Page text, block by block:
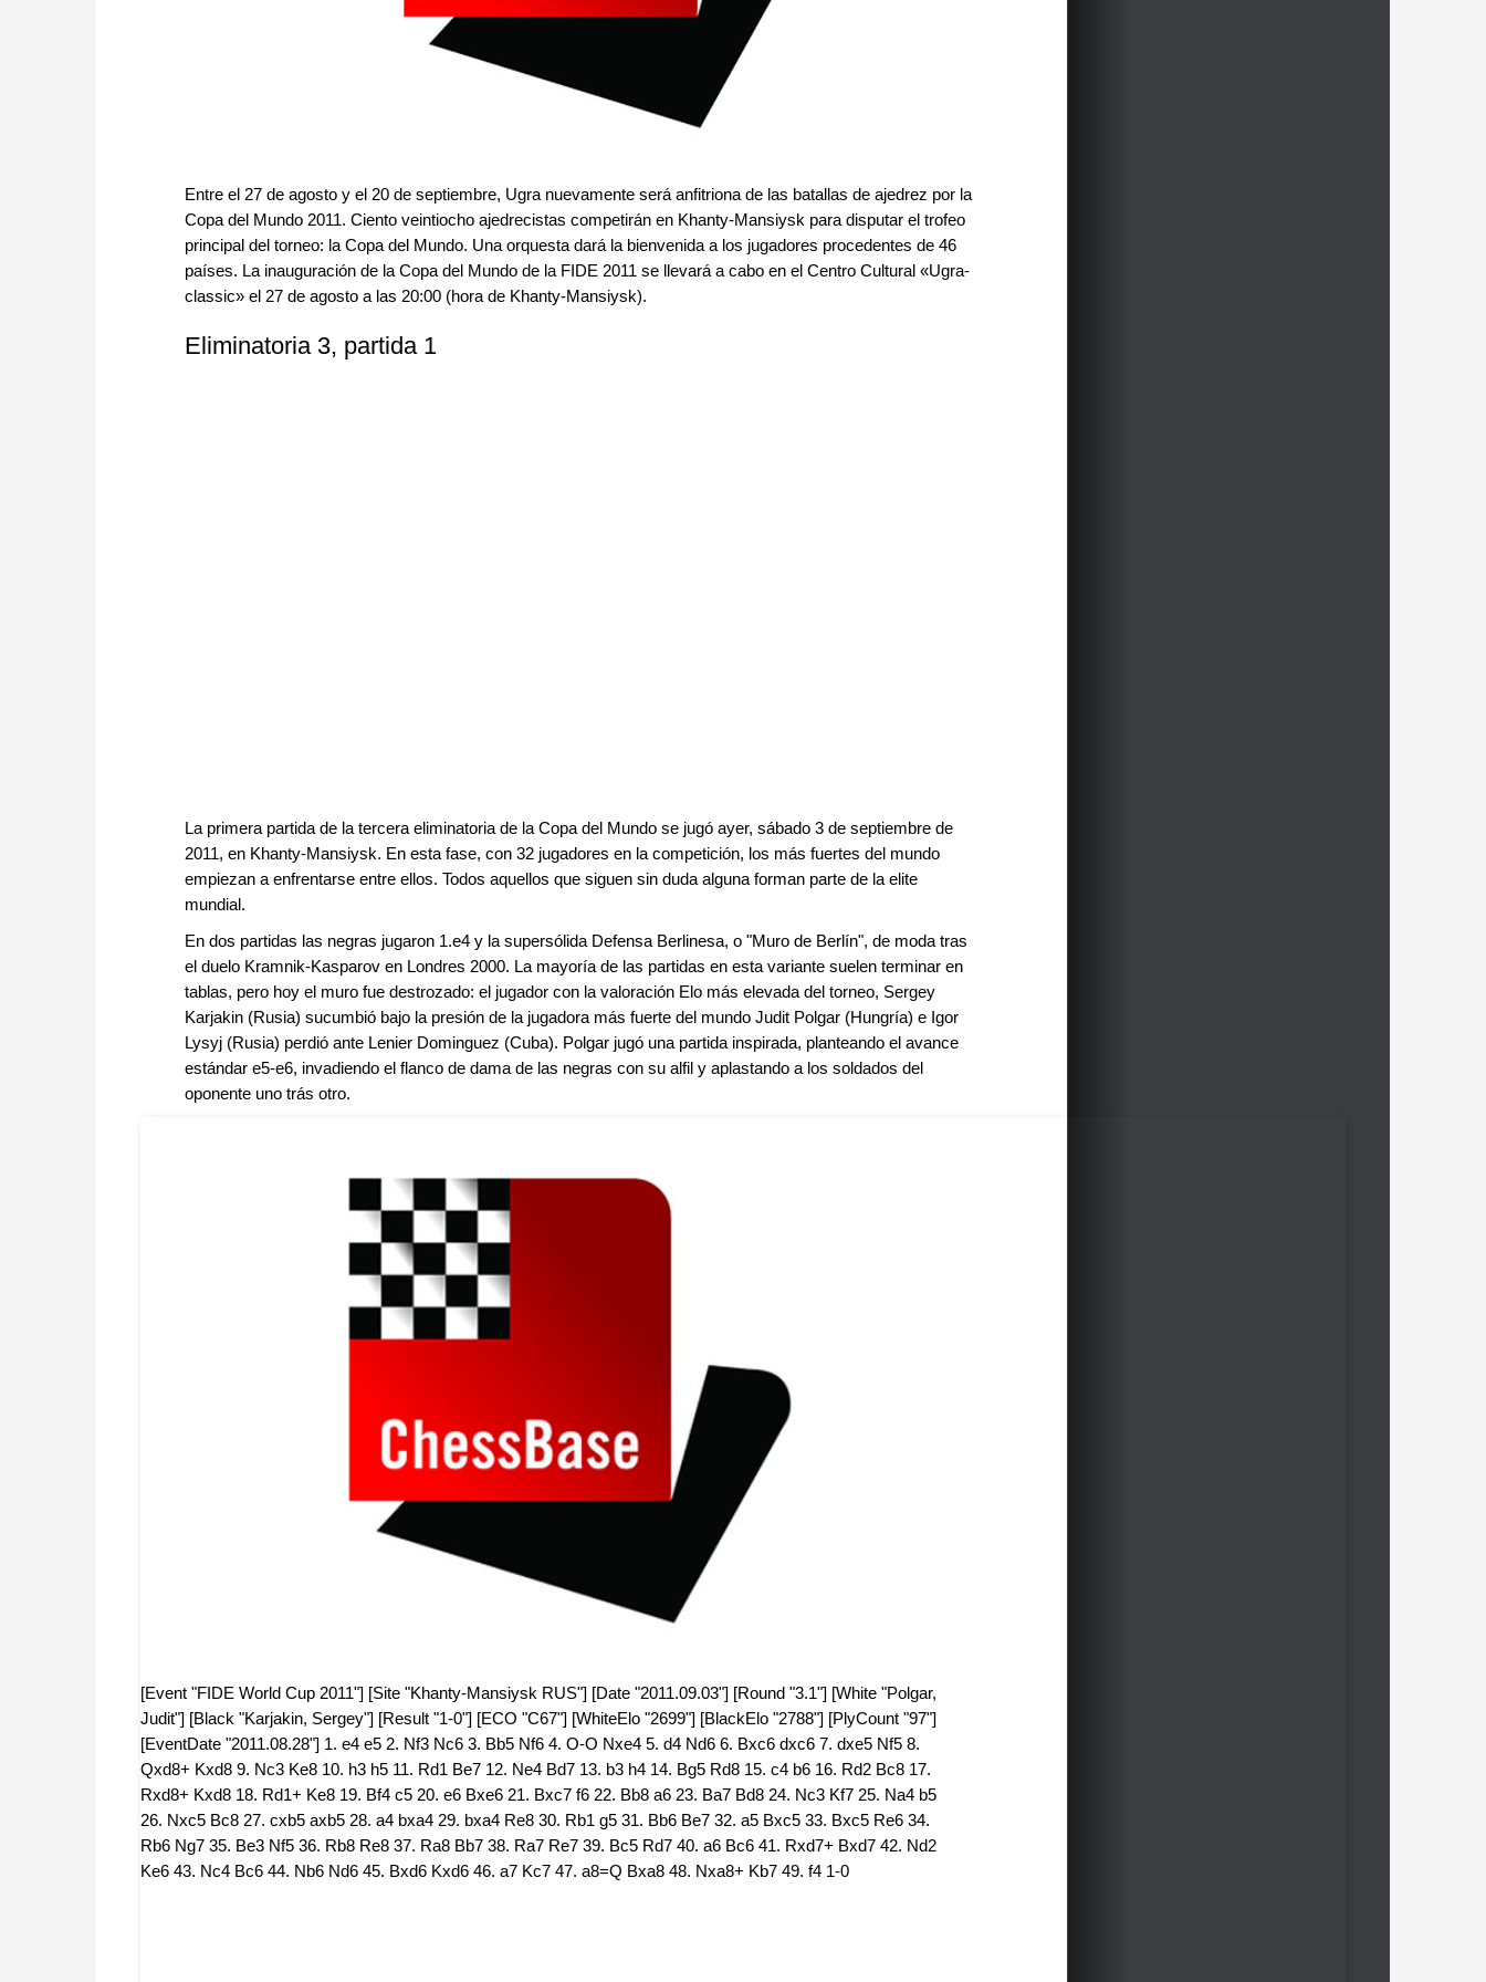
Entre el 27 de agosto y el 20 de septiembre, Ugra nuevamente será anfitriona de las batallas de ajedrez por la
Copa del Mundo 2011. Ciento veintiocho ajedrecistas competirán en Khanty-Mansiysk para disputar el trofeo
principal del torneo: la Copa del Mundo. Una orquesta dará la bienvenida a los jugadores procedentes de 46
países. La inauguración de la Copa del Mundo de la FIDE 2011 se llevará a cabo en el Centro Cultural «Ugra-
classic» el 27 de agosto a las 20:00 (hora de Khanty-Mansiysk).
Eliminatoria 3, partida 1
La primera partida de la tercera eliminatoria de la Copa del Mundo se jugó ayer, sábado 3 de septiembre de
2011, en Khanty-Mansiysk. En esta fase, con 32 jugadores en la competición, los más fuertes del mundo
empiezan a enfrentarse entre ellos. Todos aquellos que siguen sin duda alguna forman parte de la elite
mundial.
En dos partidas las negras jugaron 1.e4 y la supersólida Defensa Berlinesa, o "Muro de Berlín", de moda tras
el duelo Kramnik-Kasparov en Londres 2000. La mayoría de las partidas en esta variante suelen terminar en
tablas, pero hoy el muro fue destrozado: el jugador con la valoración Elo más elevada del torneo, Sergey
Karjakin (Rusia) sucumbió bajo la presión de la jugadora más fuerte del mundo Judit Polgar (Hungría) e Igor
Lysyj (Rusia) perdió ante Lenier Dominguez (Cuba). Polgar jugó una partida inspirada, planteando el avance
estándar e5-e6, invadiendo el flanco de dama de las negras con su alfil y aplastando a los soldados del
oponente uno trás otro.
[Event "FIDE World Cup 2011"] [Site "Khanty-Mansiysk RUS"] [Date "2011.09.03"] [Round "3.1"] [White "Polgar,
Judit"] [Black "Karjakin, Sergey"] [Result "1-0"] [ECO "C67"] [WhiteElo "2699"] [BlackElo "2788"] [PlyCount "97"]
[EventDate "2011.08.28"] 1. e4 e5 2. Nf3 Nc6 3. Bb5 Nf6 4. O-O Nxe4 5. d4 Nd6 6. Bxc6 dxc6 7. dxe5 Nf5 8.
Qxd8+ Kxd8 9. Nc3 Ke8 10. h3 h5 11. Rd1 Be7 12. Ne4 Bd7 13. b3 h4 14. Bg5 Rd8 15. c4 b6 16. Rd2 Bc8 17.
Rxd8+ Kxd8 18. Rd1+ Ke8 19. Bf4 c5 20. e6 Bxe6 21. Bxc7 f6 22. Bb8 a6 23. Ba7 Bd8 24. Nc3 Kf7 25. Na4 b5
26. Nxc5 Bc8 27. cxb5 axb5 28. a4 bxa4 29. bxa4 Re8 30. Rb1 g5 31. Bb6 Be7 32. a5 Bxc5 33. Bxc5 Re6 34.
Rb6 Ng7 35. Be3 Nf5 36. Rb8 Re8 37. Ra8 Bb7 38. Ra7 Re7 39. Bc5 Rd7 40. a6 Bc6 41. Rxd7+ Bxd7 42. Nd2
Ke6 43. Nc4 Bc6 44. Nb6 Nd6 45. Bxd6 Kxd6 46. a7 Kc7 47. a8=Q Bxa8 48. Nxa8+ Kb7 49. f4 1-0